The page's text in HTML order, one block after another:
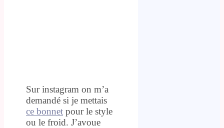
Sur instagram on m’a
demandé si je mettais
ce bonnet pour le style
ou le froid. J’avoue